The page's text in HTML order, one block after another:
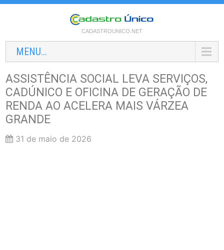
CADASTROUNICO.NET
MENU...
ASSISTÊNCIA SOCIAL LEVA SERVIÇOS,
CADÚNICO E OFICINA DE GERAÇÃO DE
RENDA AO ACELERA MAIS VÁRZEA
GRANDE
31 de maio de 2026